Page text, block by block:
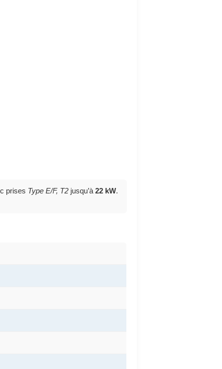
prises Type E/F, T2 jusqu’à 22 kW.